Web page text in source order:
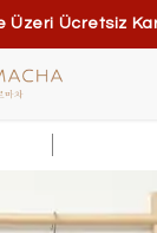
Üzeri Ücretsiz